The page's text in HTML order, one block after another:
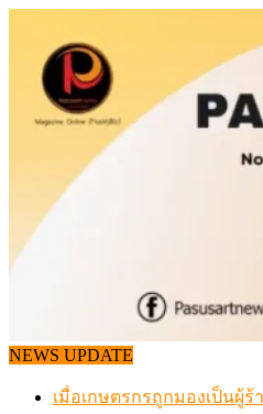
content
NEWS UPDATE
เมื่อเกษตรกรถูกมองเป็นผู้